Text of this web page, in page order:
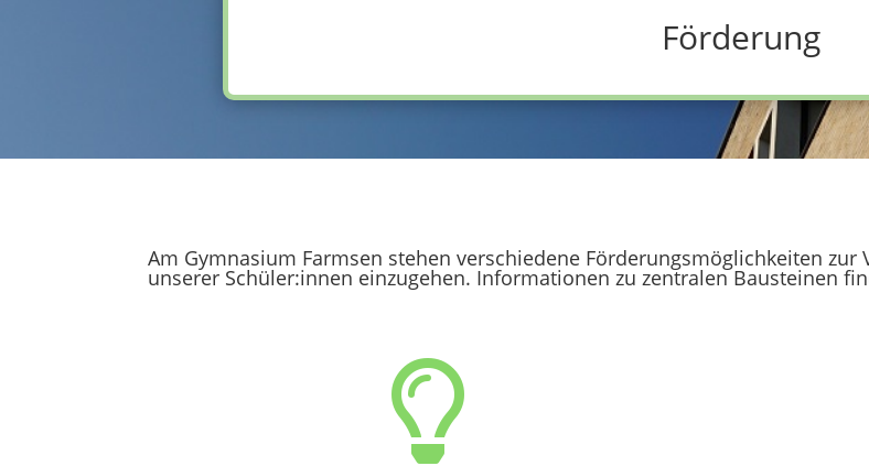
Förderung
Am Gymnasium Farmsen stehen verschiedene Förderungsmöglichkeiten
unserer Schüler:innen einzugehen. Informationen zu zentralen Bausteinen
